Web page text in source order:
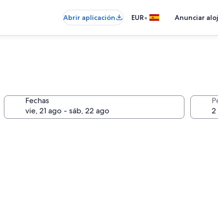
Abrir aplicación EUR• Anunciar
Fechas